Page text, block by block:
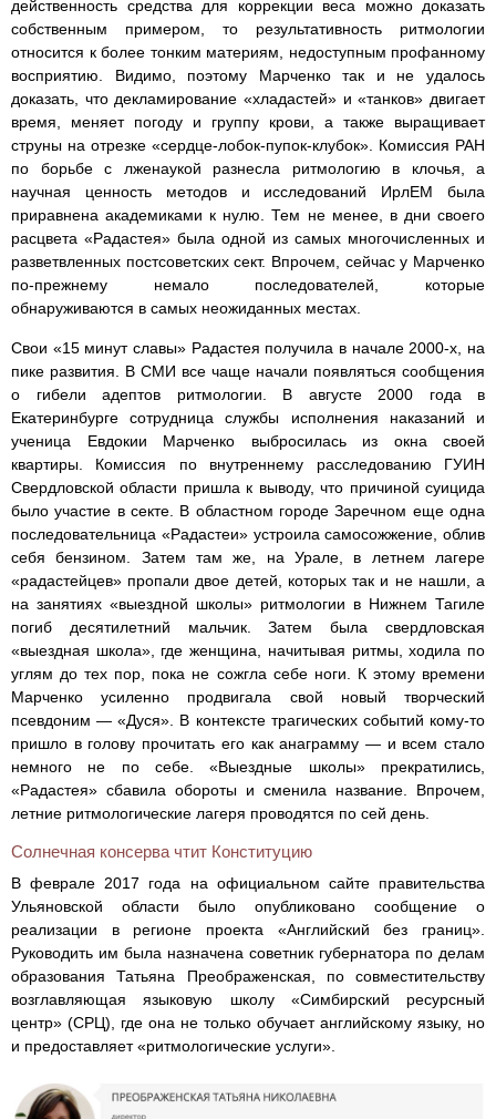
действенность средства для коррекции веса можно доказать
собственным примером, то результативность ритмологии
относится к более тонким материям, недоступным профанному
восприятию. Видимо, поэтому Марченко так и не удалось
доказать, что декламирование «хладастей» и «танков» двигает
время, меняет погоду и группу крови, а также выращивает
струны на отрезке «сердце-лобок-пупок-клубок». Комиссия РАН
по борьбе с лженаукой разнесла ритмологию в клочья, а
научная ценность методов и исследований ИрлЕМ была
приравнена академиками к нулю. Тем не менее, в дни своего
расцвета «Радастея» была одной из самых многочисленных и
разветвленных постсоветских сект. Впрочем, сейчас у Марченко
по-прежнему немало последователей, которые
обнаруживаются в самых неожиданных местах.
Свои «15 минут славы» Радастея получила в начале 2000-х, на
пике развития. В СМИ все чаще начали появляться сообщения
о гибели адептов ритмологии. В августе 2000 года в
Екатеринбурге сотрудница службы исполнения наказаний и
ученица Евдокии Марченко выбросилась из окна своей
квартиры. Комиссия по внутреннему расследованию ГУИН
Свердловской области пришла к выводу, что причиной суицида
было участие в секте. В областном городе Заречном еще одна
последовательница «Радастеи» устроила самосожжение, облив
себя бензином. Затем там же, на Урале, в летнем лагере
«радастейцев» пропали двое детей, которых так и не нашли, а
на занятиях «выездной школы» ритмологии в Нижнем Тагиле
погиб десятилетний мальчик. Затем была свердловская
«выездная школа», где женщина, начитывая ритмы, ходила по
углям до тех пор, пока не сожгла себе ноги. К этому времени
Марченко усиленно продвигала свой новый творческий
псевдоним — «Дуся». В контексте трагических событий кому-то
пришло в голову прочитать его как анаграмму — и всем стало
немного не по себе. «Выездные школы» прекратились,
«Радастея» сбавила обороты и сменила название. Впрочем,
летние ритмологические лагеря проводятся по сей день.
Солнечная консерва чтит Конституцию
В феврале 2017 года на официальном сайте правительства
Ульяновской области было опубликовано сообщение о
реализации в регионе проекта «Английский без границ».
Руководить им была назначена советник губернатора по делам
образования Татьяна Преображенская, по совместительству
возглавляющая языковую школу «Симбирский ресурсный
центр» (СРЦ), где она не только обучает английскому языку, но
и предоставляет «ритмологические услуги».